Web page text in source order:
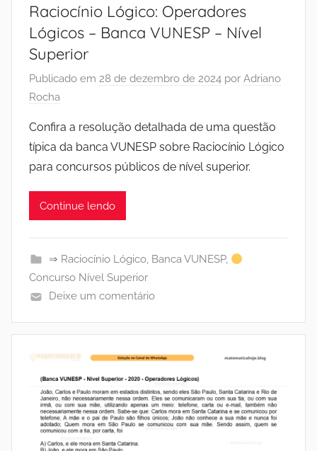
Raciocínio Lógico: Operadores
Lógicos – Banca VUNESP – Nível
Superior
Publicado em 28 de dezembro de 2024 por Adriano
Rocha
Confira a resolução detalhada de uma questão
típica da banca VUNESP sobre Raciocínio Lógico
para concursos públicos de nível superior.
Continue lendo
⇒ Raciocínio Lógico, Banca VUNESP,
Concurso Nível Superior
Deixe um comentário